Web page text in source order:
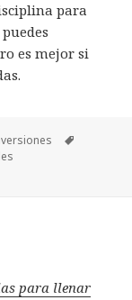
para
es mejor si
para llenar